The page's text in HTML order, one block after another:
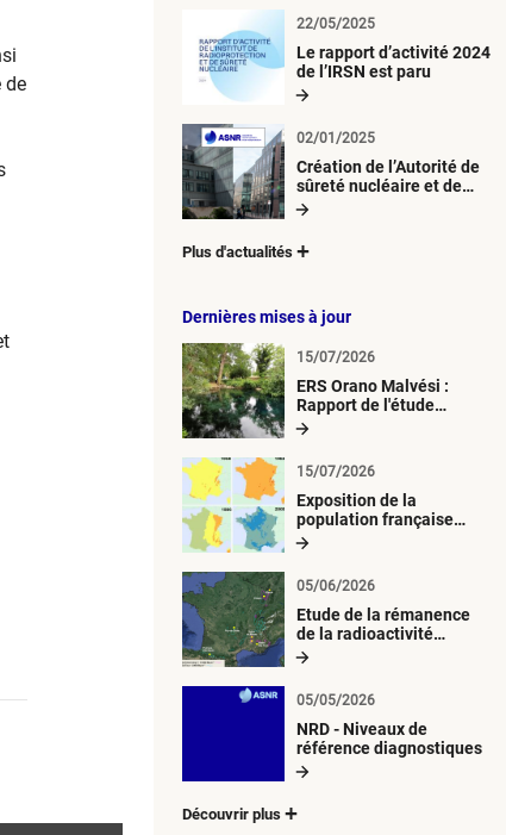
de
Le rapport d’activité 2024
de l’IRSN est paru
22/05/2025
Création de l’Autorité de
sûreté nucléaire et de
radioprotection (ASNR)
02/01/2025
Plus d'actualités
Dernières mises à jour
ERS Orano Malvési :
Rapport de l'étude
radiologique du milieu
15/07/2026
Exposition de la
population française
métropolitaine aux
atmosphériques
radioactives depuis 1945
15/07/2026
Etude de la rémanence
de la radioactivité
d’origine artificielle
05/06/2026
NRD - Niveaux de
référence diagnostiques
05/05/2026
Découvrir plus